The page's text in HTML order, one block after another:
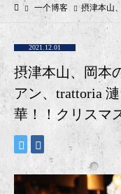
一个博客 摂津本山、岡本のデ
2021.12.01
摂津本山、岡本
アン、trattoria
華！！クリスマ